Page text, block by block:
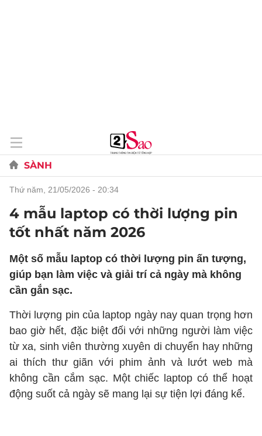
SÀNH
thứ năm, 21/05/2026 - 20:34
4 mẫu laptop có thời lượng pin
tốt nhất năm 2026
Một số mẫu laptop có thời lượng pin ấn tượng,
giúp bạn làm việc và giải trí cả ngày mà không
cần gắn sạc.
Thời lượng pin của laptop ngày nay quan trọng hơn
bao giờ hết, đặc biệt đối với những người làm việc
từ xa, sinh viên thường xuyên di chuyển hay những
ai thích thư giãn với phim ảnh và lướt web mà
không cần cắm sạc. Một chiếc laptop có thể hoạt
động suốt cả ngày sẽ mang lại sự tiện lợi đáng kể.